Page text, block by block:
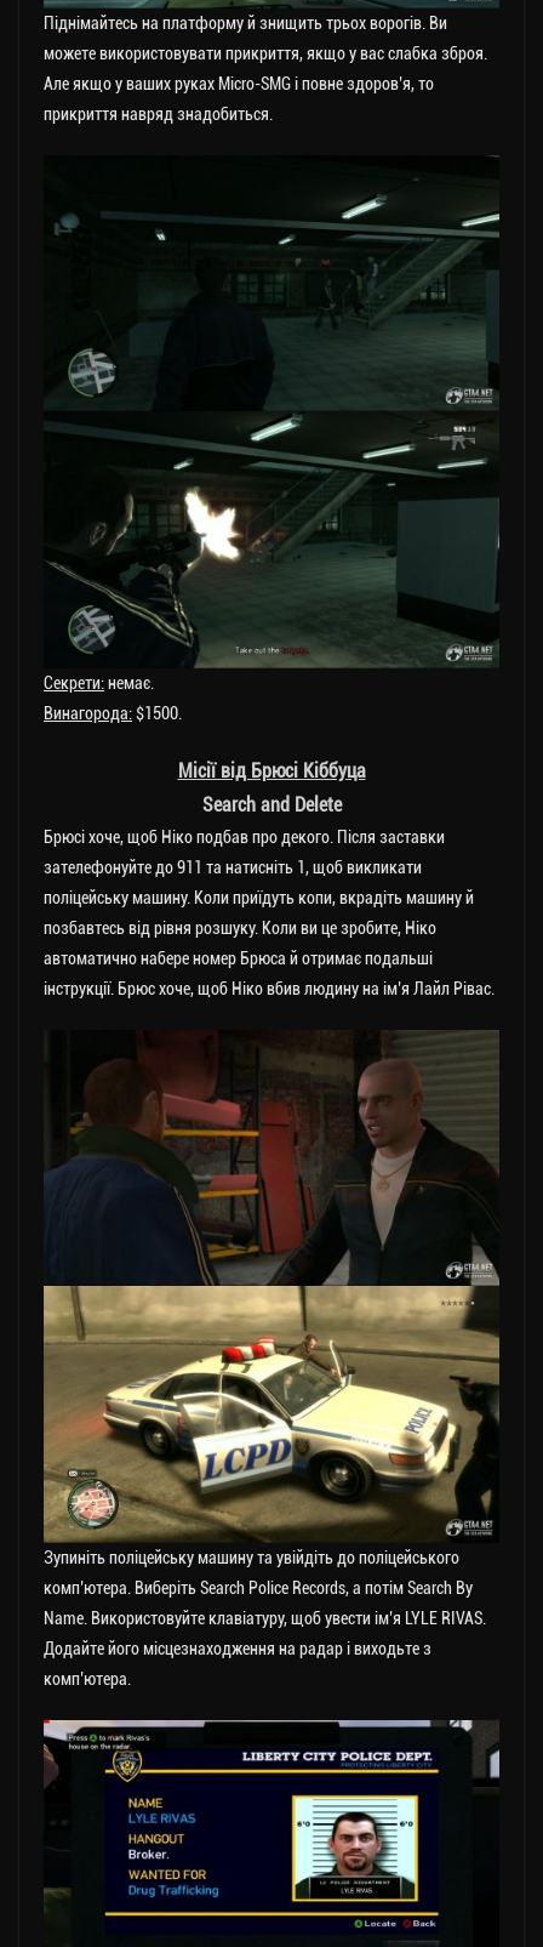
Піднімайтесь на платформу й знищить трьох ворогів. Ви
можете використовувати прикриття, якщо у вас слабка зброя.
Але якщо у ваших руках Micro-SMG і повне здоров’я, то
прикриття навряд знадобиться.
Секрети:немає.
Винагорода:$1500.
Місії від Брюсі Кіббуца
Search and Delete
Брюсі хоче, щоб Ніко подбав про декого. Після заставки
зателефонуйте до 911 та натисніть 1, щоб викликати
поліцейську машину. Коли приїдуть копи, вкрадіть машину й
позбавтесь від рівня розшуку. Коли ви це зробите, Ніко
автоматично набере номер Брюса й отримає подальші
інструкції. Брюс хоче, щоб Ніко вбив людину на ім’я Лайл Рівас.
Зупиніть поліцейську машину та увійдіть до поліцейського
комп’ютера. Виберіть Search Police Records, а потім Search By
Name. Використовуйте клавіатуру, щоб увести ім’я LYLE RIVAS.
Додайте його місцезнаходження на радар і виходьте з
комп’ютера.